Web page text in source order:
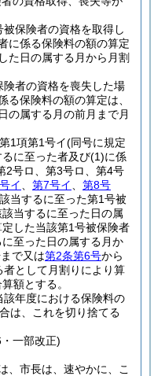
保険者の資格を取得し
に係る保険料の額の算定
た日の属する月から月割
者の資格を喪失した場
る保険料の額の算定は、
の属する月の前月まで月
1項第1号イ(同号に規定
に至った者及び(1)に係
2号ロ、第3号ロ、第4号
イ 第7号イ
第8号
当するに至った第1号被
当するに至った日の属
した当該第1号被保険者
至った日の属する月か
で又は第2条第6号から
者として月割りにより算
額とする。
年度における保険料の
は、これを切り捨てる
一部改正)
、市長は、速やかに、こ